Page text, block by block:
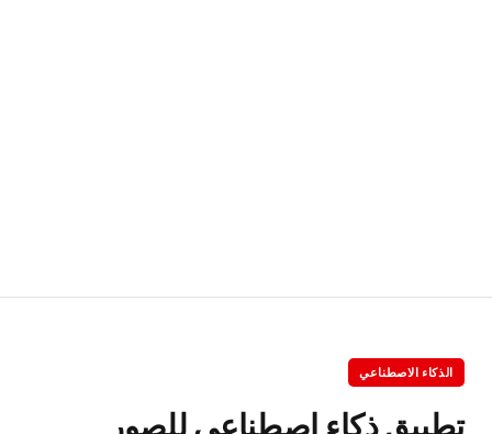
الذكاء الاصطناعي
تطبيق ذكاء اصطناعي للصور